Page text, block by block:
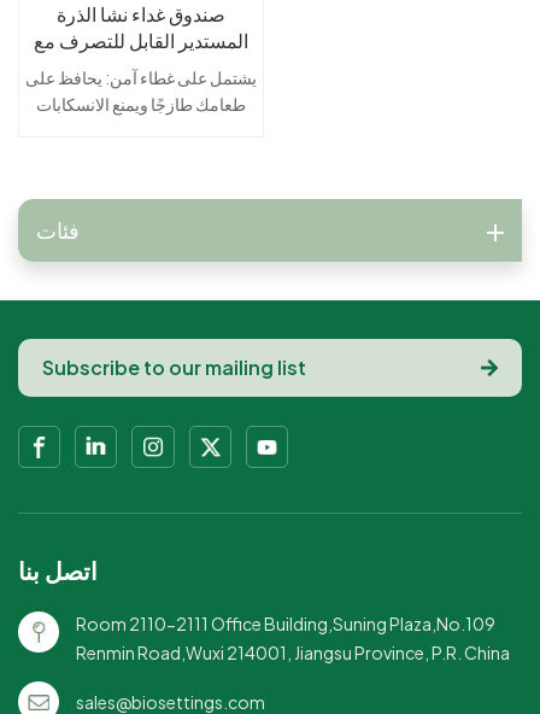
صندوق غداء نشا الذرة
المستدير القابل للتصرف مع
غطاء مناسب للوجبات
السريعة والتعبئة
يشتمل على غطاء آمن: يحافظ على
طعامك طازجًا ويمنع الانسكابات
الساخنة والباردة دون المساس
بالسلامة.آمنة وغير سامة: خالية
والسلامة.هيكل مانع للتسرب: يمنع
التسربات ويحافظ على نضارتها،
مما يجعله مثاليًا للخروج
والتوصيل.مريحة ومحمولة: خفيفة
الوزن وسهلة الحمل، مثالية
للوجبات أثناء التنقل.آمن
الطعام.قابلة للتخصيص للعلامة
التجارية: متوفرة بكميات كبيرة مع
خيارات للشعارات أو التصميمات
المخصصة لتحسين رؤية عملك.
فئات
اتصل بنا
Room 2110-2111 Office Building,Suning Plaza,No.109
Renmin Road,Wuxi 214001, Jiangsu Province, P.R. China
sales@biosettings.com